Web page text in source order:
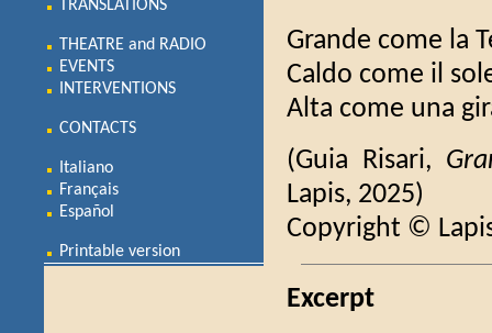
TRANSLATIONS
THEATRE and RADIO
EVENTS
INTERVENTIONS
CONTACTS
Italiano
Français
Español
Printable version
Grande come la
Caldo come il
Alta come una
(Guia Risari,
Lapis, 2025)
Copyright ©
Excerpt